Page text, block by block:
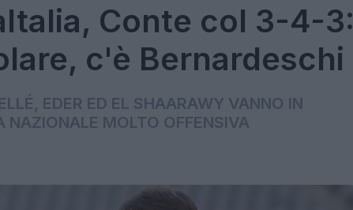
Conte col 3-4-3:
c'è Bernardeschi
EDER ED EL SHAARAWY VANNO IN
NAZIONALE MOLTO OFFENSIVA